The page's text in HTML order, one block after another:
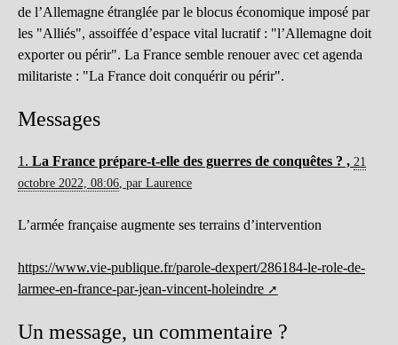
de l’Allemagne étranglée par le blocus économique imposé par
les "Alliés", assoiffée d’espace vital lucratif : "l’Allemagne doit
exporter ou périr". La France semble renouer avec cet agenda
militariste : "La France doit conquérir ou périr".
Messages
1. La France prépare-t-elle des guerres de conquêtes ? , 21
octobre 2022, 08:06, par Laurence
L’armée française augmente ses terrains d’intervention
https://www.vie-publique.fr/parole-dexpert/286184-le-role-de-
larmee-en-france-par-jean-vincent-holeindre
Un message, un commentaire ?